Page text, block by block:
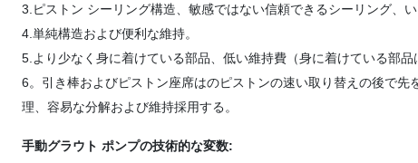
3.ピストン シーリング構造、敏感ではない信頼できるシーリング、
4.単純構造および便利な維持。
5.より少なく身に着けている部品、低い維持費（身に着けている部
6。引き棒およびピストン座席はのピストンの速い取り替えの後で
理、容易な分解および維持採用する。
手動グラウト ポンプの技術的な変数: